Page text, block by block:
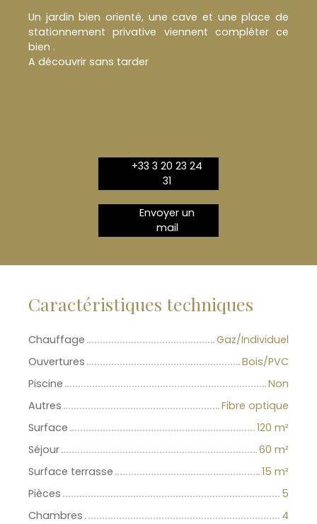
Un jardin bien orienté, une cave et une place de
stationnement privative viennent compléter ce
bien .
A découvrir sans tarder
+33 3 20 23 24
31
Envoyer un
mail
Caractéristiques techniques
Chauffage
Gaz/Individuel
Ouvertures
Bois/PVC
Piscine
Non
Autres
Fibre optique
Surface
120 m²
Séjour
60 m²
Surface terrasse
15 m²
Pièces
5
Chambres
4